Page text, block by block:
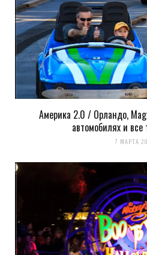
Америка 2.0 / Орландо,
автомобилях и
7 МАРТА